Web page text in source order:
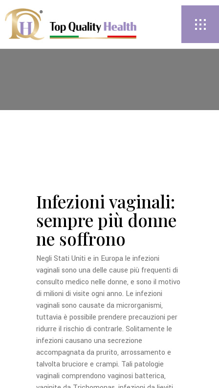
Infezioni vaginali:
sempre più donne
ne soffrono
Negli Stati Uniti e in Europa le infezioni
vaginali sono una delle cause più frequenti di
consulto medico nelle donne, e sono il motivo
di milioni di visite ogni anno. Le infezioni
vaginali sono causate da microrganismi,
tuttavia è possibile prendere precauzioni per
ridurre il rischio di contrarle. Solitamente le
infezioni causano una secrezione
accompagnata da prurito, arrossamento e
talvolta bruciore e crampi. Tali patologie
vaginali comprendono vaginosi batterica,